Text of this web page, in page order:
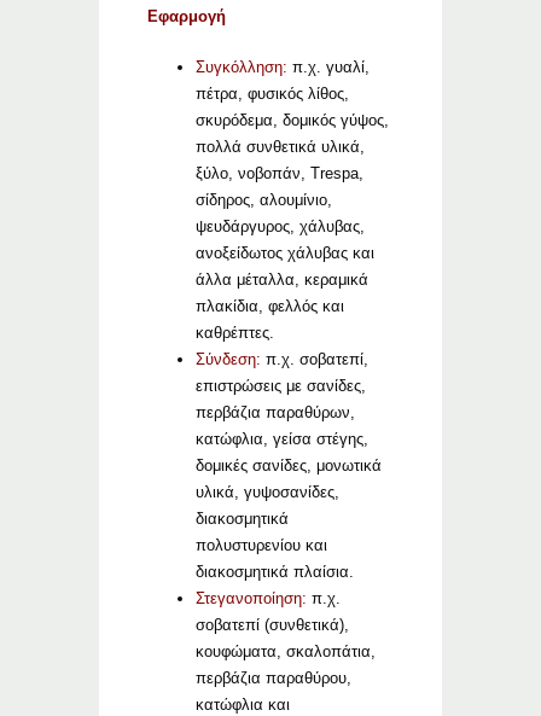
Εφαρμογή
Συγκόλληση: π.χ. γυαλί,
πέτρα, φυσικός λίθος,
σκυρόδεμα, δομικός γύψος,
πολλά συνθετικά υλικά,
ξύλο, νοβοπάν, Trespa,
σίδηρος, αλουμίνιο,
ψευδάργυρος, χάλυβας,
ανοξείδωτος χάλυβας και
άλλα μέταλλα, κεραμικά
πλακίδια, φελλός και
καθρέπτες.
Σύνδεση: π.χ. σοβατεπί,
επιστρώσεις με σανίδες,
περβάζια παραθύρων,
κατώφλια, γείσα στέγης,
δομικές σανίδες, μονωτικά
υλικά, γυψοσανίδες,
διακοσμητικά
πολυστυρενίου και
διακοσμητικά πλαίσια.
Στεγανοποίηση: π.χ.
σοβατεπί (συνθετικά),
κουφώματα, σκαλοπάτια,
περβάζια παραθύρου,
κατώφλια και